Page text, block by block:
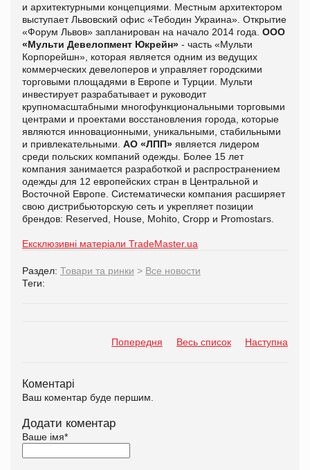
и архитектурными концепциями. Местным архитектором
выступает Львовский офис «Тебодин Украина». Открытие
«Форум Львов» запланирован на начало 2014 года. ООО
«Мульти Девелопмент Юкрейн» - часть «Мульти
Корпорейшн», которая является одним из ведущих
коммерческих девелоперов и управляет городскими
торговыми площадями в Европе и Турции. Мульти
инвестирует разрабатывает и руководит
крупномасштабными многофункциональными торговыми
центрами и проектами восстановления города, которые
являются инновационными, уникальными, стабильными
и привлекательными. АО «ЛПП» является лидером
среди польских компаний одежды. Более 15 лет
компания занимается разработкой и распространением
одежды для 12 европейских стран в Центральной и
Восточной Европе. Систематически компания расширяет
свою дистрибьюторскую сеть и укрепляет позиции
брендов: Reserved, House, Mohito, Cropp и Promostars.
Ексклюзивні матеріали TradeMaster.ua
Раздел: Товари та ринки > Все новости
Теги:
Попередня Весь список Наступна
Коментарі
Ваш коментар буде першим.
Додати коментар
Ваше імя*